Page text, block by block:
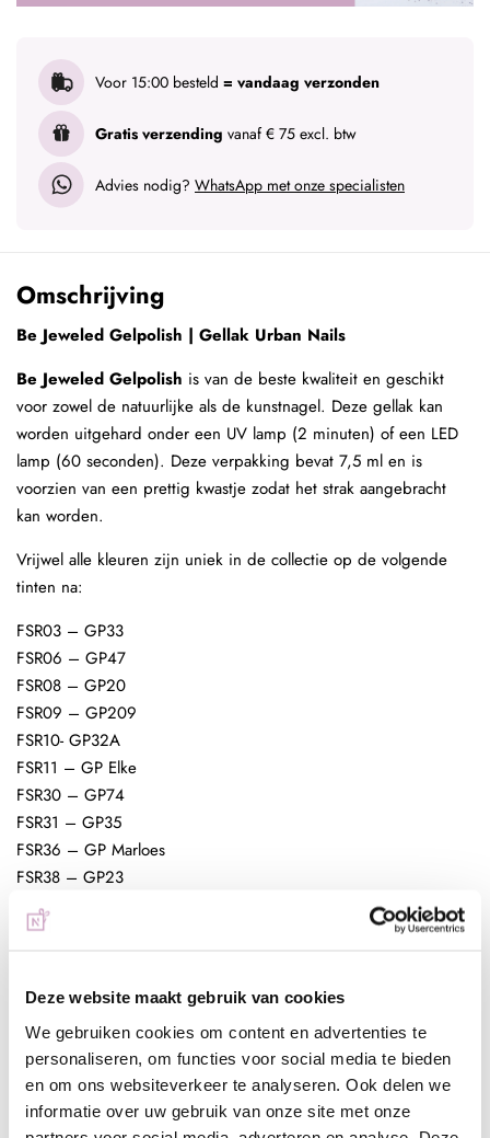
Deze website maakt gebruik van cookies
We gebruiken cookies om content en advertenties te
personaliseren, om functies voor social media te bieden
en om ons websiteverkeer te analyseren. Ook delen we
informatie over uw gebruik van onze site met onze
Voor 15:00 besteld = vandaag verzonden
Gratis verzending vanaf € 75 excl. btw
Advies nodig? WhatsApp met onze specialisten
Omschrijving
Be Jeweled Gelpolish | Gellak Urban Nails
Be Jeweled Gelpolish is van de beste kwaliteit en geschikt
voor zowel de natuurlijke als de kunstnagel. Deze gellak kan
worden uitgehard onder een UV lamp (2 minuten) of een LED
lamp (60 seconden). Deze verpakking bevat 7,5 ml en is
voorzien van een prettig kwastje zodat het strak aangebracht
kan worden.
Vrijwel alle kleuren zijn uniek in de collectie op de volgende
tinten na:
FSR03 – GP33
FSR06 – GP47
FSR08 – GP20
FSR09 – GP209
FSR10- GP32A
FSR11 – GP Elke
FSR30 – GP74
FSR31 – GP35
FSR36 – GP Marloes
FSR38 – GP23
FSR40 – GP162
FSR44 – GP62
FSR46 – GP168A
Gellak aanbrengen:
Be Jeweled Gelpolish aanbrengen op natuurlijke nagels:
- Duw de nagelriemen naar achter met de cuticle pusher en